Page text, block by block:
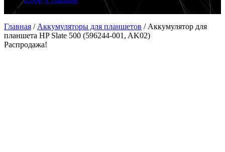
Главная / Аккумуляторы для планшетов / Аккумулятор для
планшета HP Slate 500 (596244-001, AK02)
Распродажа!